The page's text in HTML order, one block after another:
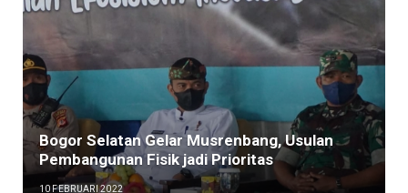
Bogor Selatan Gelar Musrenbang, Usulan
Pembangunan Fisik jadi Prioritas
10 FEBRUARI 2022